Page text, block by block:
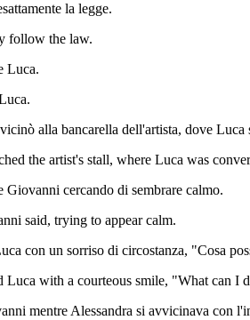
la legge.
follow the law.
Luca.
alla bancarella dell'artista, dove Luca
the artist's stall, where Luca was
cercando di sembrare calmo.
said, trying to appear calm.
con un sorriso di circostanza, "Cosa
with a courteous smile, "What can I
mentre Alessandra si avvicinava con